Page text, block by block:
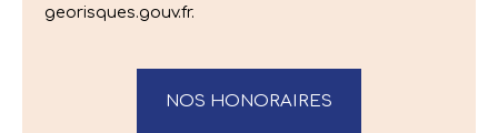
georisques.gouv.fr.
NOS HONORAIRES